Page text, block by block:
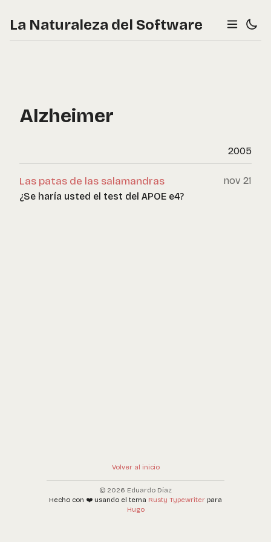
La Naturaleza del Software
Alzheimer
2005
Las patas de las salamandras
nov 21
¿Se haría usted el test del APOE e4?
Volver al inicio
© 2026 Eduardo Díaz
Hecho con ❤️ usando el tema Rusty Typewriter para
Hugo